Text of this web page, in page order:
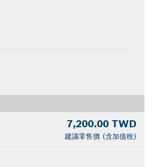
7,200.00 TWD
建議零售價 (含加值稅)